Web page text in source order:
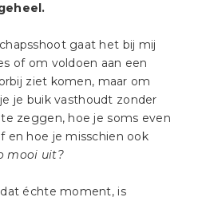
gaat het bij mij
of om voldoen aan een
ziet komen, maar om
je buik vasthoudt zonder
zeggen, hoe je soms even
en hoe je misschien ook
mooi uit?
échte moment, is